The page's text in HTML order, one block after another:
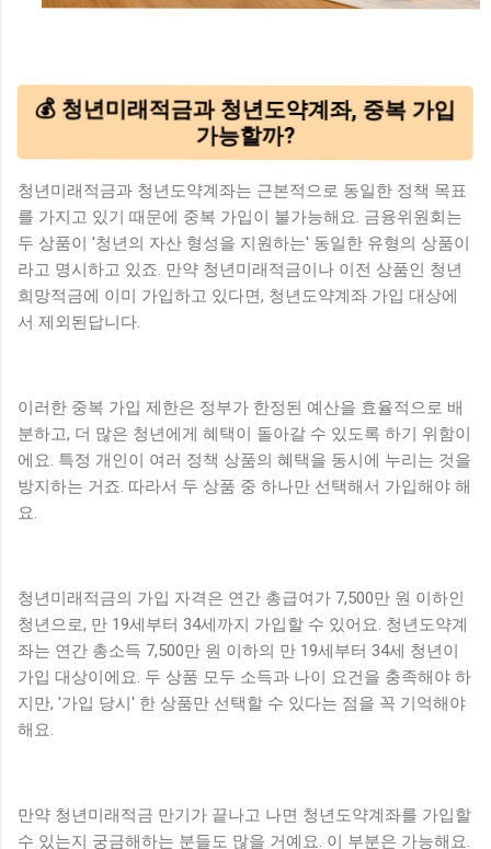
💰 청년미래적금과 청년도약계좌, 중복 가입
가능할까?
청년미래적금과 청년도약계좌는 근본적으로 동일한 정책 목표
를 가지고 있기 때문에 중복 가입이 불가능해요. 금융위원회는
두 상품이 '청년의 자산 형성을 지원하는' 동일한 유형의 상품이
라고 명시하고 있죠. 만약 청년미래적금이나 이전 상품인 청년
희망적금에 이미 가입하고 있다면, 청년도약계좌 가입 대상에
서 제외된답니다.
이러한 중복 가입 제한은 정부가 한정된 예산을 효율적으로 배
분하고, 더 많은 청년에게 혜택이 돌아갈 수 있도록 하기 위함이
에요. 특정 개인이 여러 정책 상품의 혜택을 동시에 누리는 것을
방지하는 거죠. 따라서 두 상품 중 하나만 선택해서 가입해야 해
요.
청년미래적금의 가입 자격은 연간 총급여가 7,500만 원 이하인
청년으로, 만 19세부터 34세까지 가입할 수 있어요. 청년도약계
좌는 연간 총소득 7,500만 원 이하의 만 19세부터 34세 청년이
가입 대상이에요. 두 상품 모두 소득과 나이 요건을 충족해야 하
지만, '가입 당시' 한 상품만 선택할 수 있다는 점을 꼭 기억해야
해요.
만약 청년미래적금 만기가 끝나고 나면 청년도약계좌를 가입할
수 있는지 궁금해하는 분들도 많을 거예요. 이 부분은 가능해요.